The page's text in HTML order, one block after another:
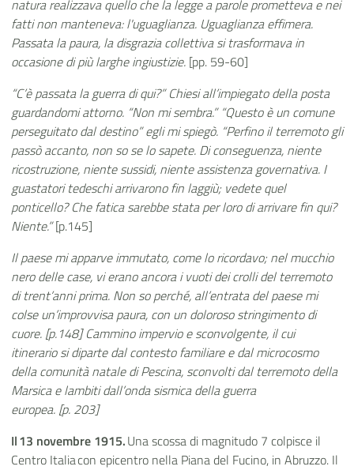
natura realizzava quello che la legge a parole prometteva e nei
fatti non manteneva: l'uguaglianza. Uguaglianza effimera.
Passata la paura, la disgrazia collettiva si trasformava in
occasione di più larghe ingiustizie. [pp. 59-60]
“C’è passata la guerra di qui?” Chiesi all’impiegato della posta
guardandomi attorno. “Non mi sembra.” “Questo è un comune
perseguitato dal destino” egli mi spiegò. “Perfino il terremoto gli
passò accanto, non so se lo sapete. Di conseguenza, niente
ricostruzione, niente sussidi, niente assistenza governativa. I
guastatori tedeschi arrivarono fin laggiù; vedete quel
ponticello? Che fatica sarebbe stata per loro di arrivare fin qui?
Niente.”[p.145]
Il paese mi apparve immutato, come lo ricordavo; nel mucchio
nero delle case, vi erano ancora i vuoti dei crolli del terremoto
di trent’anni prima. Non so perché, all’entrata del paese mi
colse un’improvvisa paura, con un doloroso stringimento di
cuore. [p.148] Cammino impervio e sconvolgente, il cui
itinerario si diparte dal contesto familiare e dal microcosmo
della comunità natale di Pescina, sconvolti dal terremoto della
Marsica e lambiti dall’onda sismica della guerra
europea. [p. 203]
Il 13 novembre 1915.Una scossa di magnitudo 7 colpisce il
Centro Italia con epicentro nella Piana del Fucino, in Abruzzo. Il